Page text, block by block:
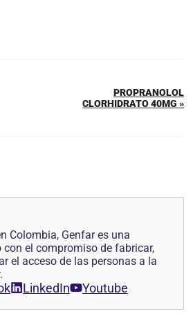
PROPRANOLOL
CLORHIDRATO 40MG »
Colombia, Genfar es una
con el compromiso de fabricar,
el acceso de las personas a la
LinkedIn Youtube